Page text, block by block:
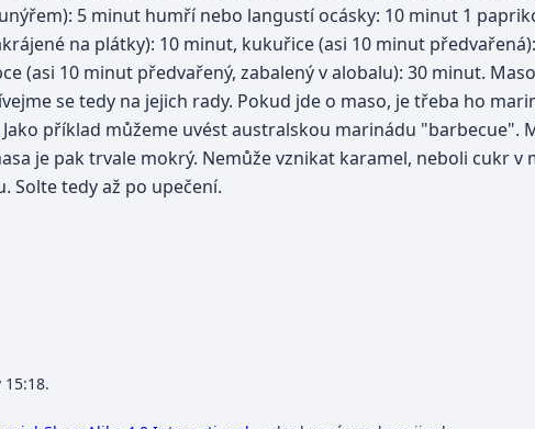
5 minut humří nebo langustí ocásky: 10 minut 1
na plátky): 10 minut, kukuřice (asi 10 minut
(asi 10 minut předvařený, zabalený v alobalu): 30 minut.
se tedy na jejich rady. Pokud jde o maso, je třeba ho
příklad můžeme uvést australskou marinádu "barbecue".
je pak trvale mokrý. Nemůže vznikat karamel, neboli cukr v
Solte tedy až po upečení.